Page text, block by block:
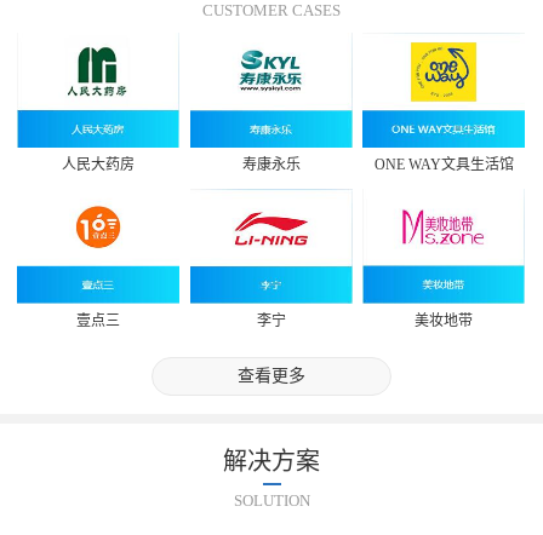
CUSTOMER CASES
人民大药房 寿康永乐 ONE WAY文具生活馆
壹点三 李宁 美妆地带
查看更多
解决方案
SOLUTION